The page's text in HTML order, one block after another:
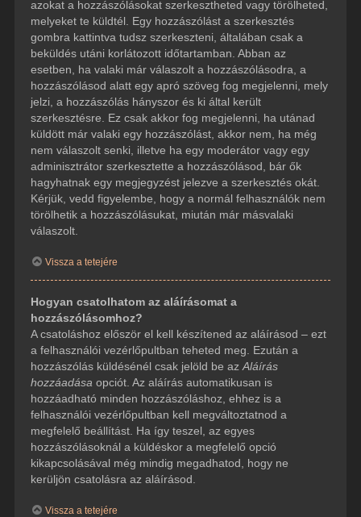
azokat a hozzászólásokat szerkesztheted vagy törölheted,
melyeket te küldtél. Egy hozzászólást a szerkesztés
gombra kattintva tudsz szerkeszteni, általában csak a
beküldés utáni korlátozott időtartamban. Abban az
esetben, ha valaki már válaszolt a hozzászólásodra, a
hozzászólásod alatt egy apró szöveg fog megjelenni, mely
jelzi, a hozzászólás hányszor és ki által került
szerkesztésre. Ez csak akkor fog megjelenni, ha utánad
küldött már valaki egy hozzászólást, akkor nem, ha még
nem válaszolt senki, illetve ha egy moderátor vagy egy
adminisztrátor szerkesztette a hozzászólásod, bár ők
hagyhatnak egy megjegyzést jelezve a szerkesztés okát.
Kérjük, vedd figyelembe, hogy a normál felhasználók nem
törölhetik a hozzászólásukat, miután már másvalaki
válaszolt.
Vissza a tetejére
Hogyan csatolhatom az aláírásomat a
hozzászólásomhoz?
A csatoláshoz először el kell készítened az aláírásod – ezt
a felhasználói vezérlőpultban teheted meg. Ezután a
hozzászólás küldésénél csak jelöld be az Aláírás
hozzáadása opciót. Az aláírás automatikusan is
hozzáadható minden hozzászóláshoz, ehhez is a
felhasználói vezérlőpultban kell megváltoztatnod a
megfelelő beállítást. Ha így teszel, az egyes
hozzászólásoknál a küldéskor a megfelelő opció
kikapcsolásával még mindig megadhatod, hogy ne
kerüljön csatolásra az aláírásod.
Vissza a tetejére